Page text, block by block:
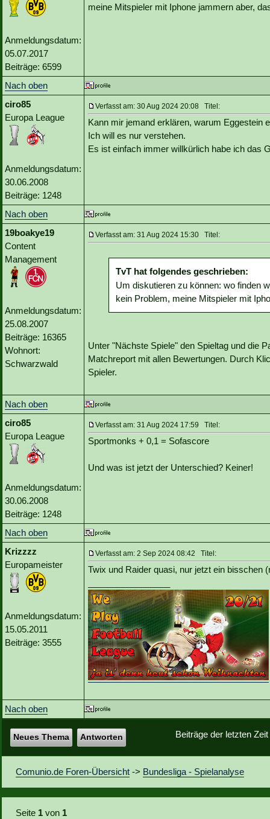
Anmeldungsdatum:
05.07.2017
Beiträge: 6599
meine Mitspieler mit Iphone jammern aber,
Nach oben
ciro85
Europa League
Anmeldungsdatum:
30.06.2008
Beiträge: 1248
Verfasst am: 30 Aug 2024 20:08 Titel:
Kann mir jemand erklären, warum Eggestein
Ich will es nur verstehen.
Es ist einfach immer willkürlich habe ich das
Nach oben
19boakye19
Content
Management
Anmeldungsdatum:
25.08.2007
Beiträge: 16365
Wohnort:
Schwarzwald
Verfasst am: 31 Aug 2024 15:30 Titel:
TvT hat folgendes geschrieben:
Um diskutieren zu können: wo finden
kein Problem, meine Mitspieler mit
Unter "Nächste Spiele" den Spieltag und die
Matchreport mit allen Bewertungen. Durch
Spieler.
Nach oben
ciro85
Europa League
Anmeldungsdatum:
30.06.2008
Beiträge: 1248
Verfasst am: 31 Aug 2024 17:59 Titel:
Sportmonks + 0,1 = Sofascore
Und was ist jetzt der Unterschied? Keiner!
Nach oben
Krizzzz
Europameister
Anmeldungsdatum:
15.05.2011
Beiträge: 3555
Verfasst am: 2 Sep 2024 08:42 Titel:
Twix und Raider quasi, nur jetzt ein bisschen
Nach oben
Beiträge der letzten
Neues Thema Antworten
Comunio.de Foren-Übersicht -> Bundesliga - Spielanalyse
Seite 1 von 1